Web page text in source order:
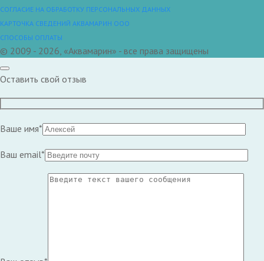
СОГЛАСИЕ НА ОБРАБОТКУ ПЕРСОНАЛЬНЫХ ДАННЫХ
КАРТОЧКА СВЕДЕНИЙ АКВАМАРИН ООО
СПОСОБЫ ОПЛАТЫ
© 2009 - 2026, «Аквамарин» - все права защищены
Оставить свой отзыв
Ваше имя*
Ваш email*